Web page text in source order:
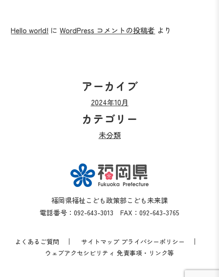
Hello world! にWordPress コメントの投稿者 より
アーカイブ
2024年10月
カテゴリー
未分類
福岡県福祉こども政策部こども未来課
電話番号：092-643-3013 FAX：092-643-3765
よくあるご質問 サイトマップ プライバシーポリシー
ウェブアクセシビリティ 免責事項・リンク等